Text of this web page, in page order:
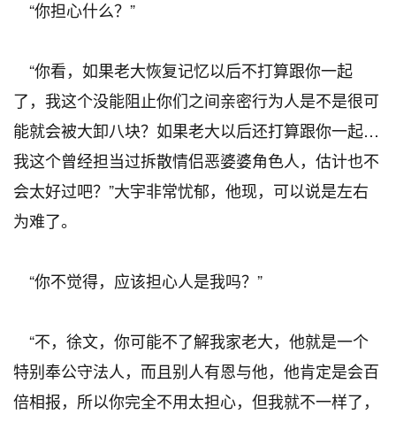
“你担心什么？”
“你看，如果老大恢复记忆以后不打算跟你一起
了，我这个没能阻止你们之间亲密行为人是不是很可
能就会被大卸八块？如果老大以后还打算跟你一起…
我这个曾经担当过拆散情侣恶婆婆角色人，估计也不
会太好过吧？”大宇非常忧郁，他现，可以说是左右
为难了。
“你不觉得，应该担心人是我吗？”
“不，徐文，你可能不了解我家老大，他就是一个
特别奉公守法人，而且别人有恩与他，他肯定是会百
倍相报，所以你完全不用太担心，但我就不一样了，